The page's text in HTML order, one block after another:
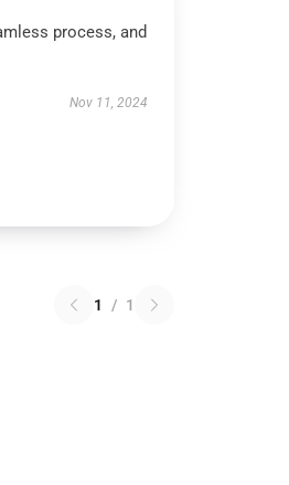
process, and
Nov 11, 2024
1 / 1